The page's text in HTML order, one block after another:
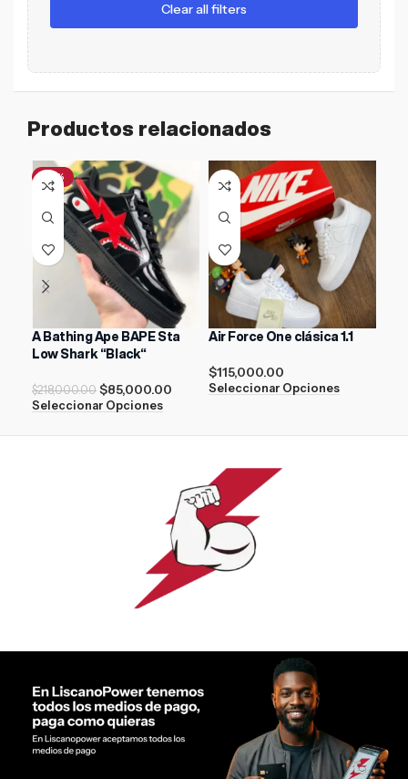
Clear all filters
Productos relacionados
-61%
A Bathing Ape BAPE Sta
Low Shark “Black“
$218,000.00 $85,000.00
Seleccionar Opciones
Air Force One clásica 1.1
$115,000.00
Seleccionar Opciones